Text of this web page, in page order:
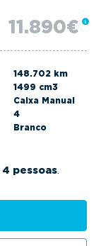
11.890€
148.702 km
1499 cm3
Caixa Manual
4
Branco
4 pessoas